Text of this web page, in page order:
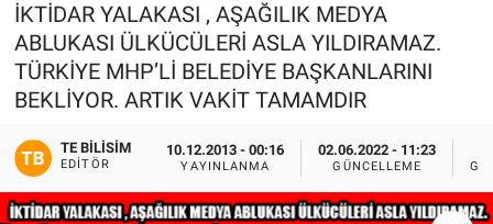
İKTİDAR YALAKASI , AŞAĞILIK MEDYA
ABLUKASI ÜLKÜCÜLERİ ASLA YILDIRAMAZ.
TÜRKİYE MHP’Lİ BELEDİYE BAŞKANLARINI
BEKLİYOR. ARTIK VAKİT TAMAMDIR
TE BILISIM
EDITÖR
10.12.2013 - 00:16
YAYINLANMA
02.06.2022 - 11:23
GÜNCELLEME